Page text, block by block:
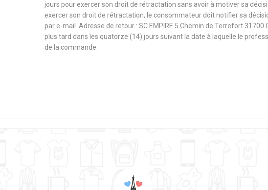
jours pour exercer son droit de rétractation sans avoir à motiver sa
exercer son droit de rétractation, le consommateur doit notifier sa
par e-mail. Adresse de retour : SC EMPIRE 5 Chemin de Terrefort
plus tard dans les quatorze (14) jours suivant la date à laquelle le
de la commande.